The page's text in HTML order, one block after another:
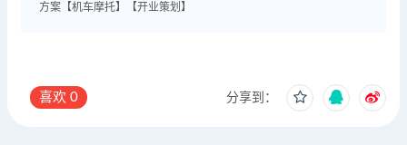
方案【机车摩托】【开业策划】
喜欢 0 分享到：